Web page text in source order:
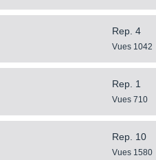
Rep. 4
Vues 1042
Rep. 1
Vues 710
Rep. 10
Vues 1580